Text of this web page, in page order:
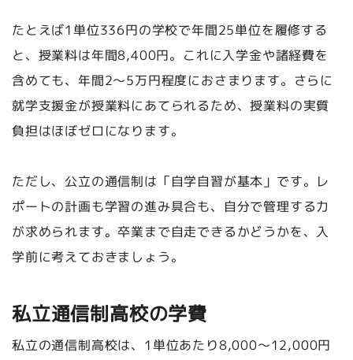
たとえば1単位336円の学校で年間25単位を履修する
と、授業料は年間8,400円。これに入学金や諸経費を
含めても、年間2〜5万円程度におさまります。さらに
就学支援金が授業料にあてられるため、授業料の実質
負担はほぼゼロになります。
ただし、公立の通信制は「自学自習が基本」です。レ
ポートの計画も学習の進み具合も、自分で管理する力
が求められます。卒業まで自走できるかどうかを、入
学前に考えておきましょう。
私立通信制高校の学費
私立の通信制高校は、1単位あたり8,000〜12,000円